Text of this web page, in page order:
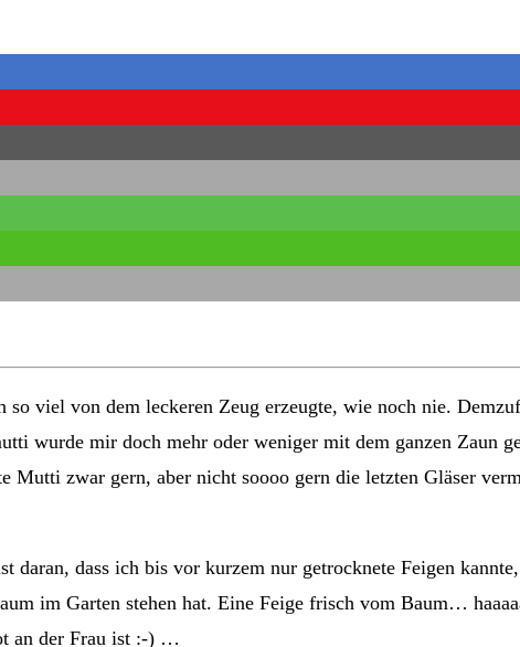
viel von dem leckeren Zeug erzeugte, wie noch nie.
wurde mir doch mehr oder weniger mit dem ganzen Zaun
Mutti zwar gern, aber nicht soooo gern die letzten Gläser
dass ich bis vor kurzem nur getrocknete Feigen
im Garten stehen hat. Eine Feige frisch vom Baum…
an der Frau ist :-) …